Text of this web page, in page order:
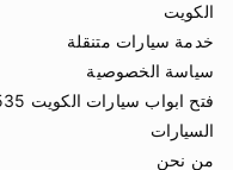
الكويت
خدمة سيارات متنقلة
سياسة الخصوصية
السيارات
من نحن